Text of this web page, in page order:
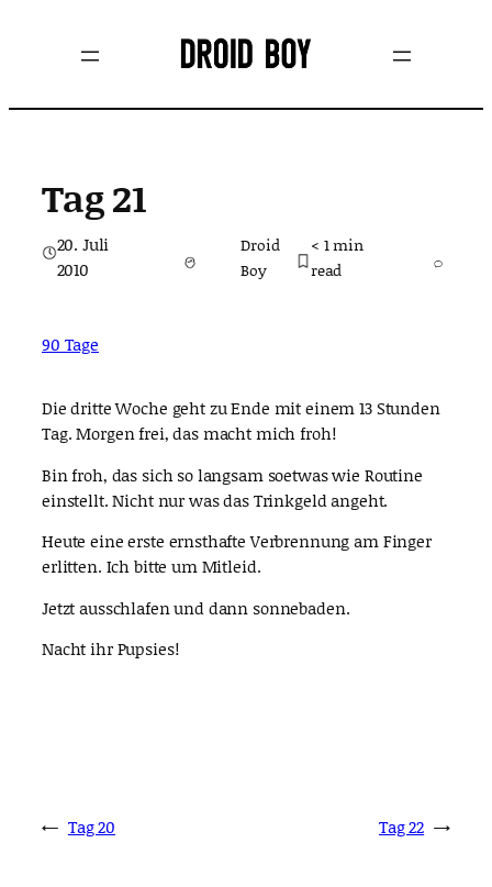
Tag 21
20. Juli
2010
Droid
Boy
< 1min
read
90 Tage
Die dritte Woche geht zu Ende mit einem 13 Stunden
Tag. Morgen frei, das macht mich froh!
Bin froh, das sich so langsam soetwas wie Routine
einstellt. Nicht nur was das Trinkgeld angeht.
Heute eine erste ernsthafte Verbrennung am Finger
erlitten. Ich bitte um Mitleid.
Jetzt ausschlafen und dann sonnebaden.
Nacht ihr Pupsies!
← Tag 20 Tag 22 →